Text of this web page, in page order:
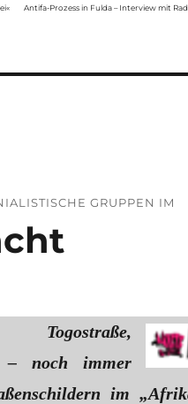
Antifa-Prozess in Fulda – Interview mit
GRUPPEN IM
Togostraße,
– noch immer
im